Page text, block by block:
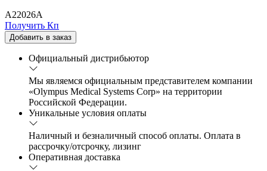
A22026A
Получить Кп
Добавить в заказ
Официальный дистрибьютор
Мы являемся официальным представителем компании
«Olympus Medical Systems Corp» на территории
Российской Федерации.
Уникальные условия оплаты
Наличный и безналичный способ оплаты. Оплата в
рассрочку/отсрочку, лизинг
Оперативная доставка